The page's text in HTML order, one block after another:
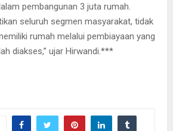
pembangunan 3 juta rumah.
seluruh segmen masyarakat, tidak
rumah melalui pembiayaan yang
diakses,” ujar Hirwandi.***